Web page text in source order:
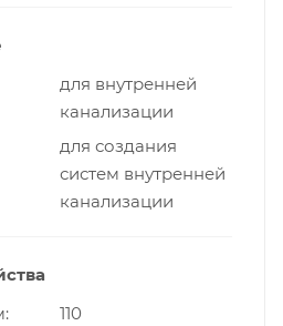
для внутренней
канализации
для создания
систем внутренней
канализации
110